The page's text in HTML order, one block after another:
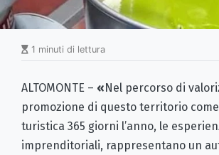
1 minuti di lettura
ALTOMONTE – «Nel percorso di
promozione di questo territorio
turistica 365 giorni l’anno, le
imprenditoriali, rappresentano un